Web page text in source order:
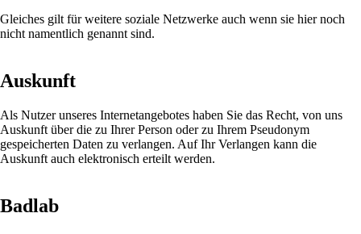
Gleiches gilt für weitere soziale Netzwerke auch wenn sie hier noch
nicht namentlich genannt sind.
Auskunft
Als Nutzer unseres Internetangebotes haben Sie das Recht, von uns
Auskunft über die zu Ihrer Person oder zu Ihrem Pseudonym
gespeicherten Daten zu verlangen. Auf Ihr Verlangen kann die
Auskunft auch elektronisch erteilt werden.
Badlab